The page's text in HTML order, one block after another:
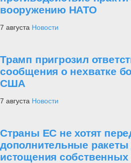
вооружению НАТО
7 августа Новости
Трамп пригрозил
сообщения о нехватке
США
7 августа Новости
Страны ЕС не хотят
дополнительные ракеты
истощения собственных